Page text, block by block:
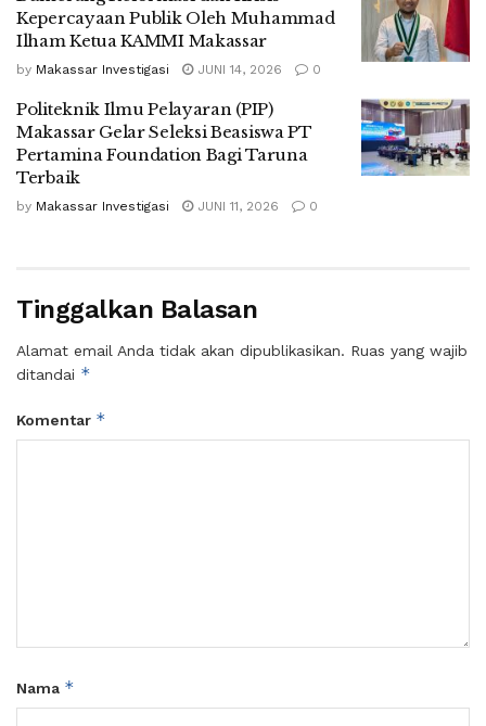
Kepercayaan Publik Oleh Muhammad
Ilham Ketua KAMMI Makassar
by Makassar Investigasi JUNI 14, 2026 0
Politeknik Ilmu Pelayaran (PIP)
Makassar Gelar Seleksi Beasiswa PT
Pertamina Foundation Bagi Taruna
Terbaik
by Makassar Investigasi JUNI 11, 2026 0
Tinggalkan Balasan
Alamat email Anda tidak akan dipublikasikan. Ruas yang wajib
ditandai *
Komentar *
Nama *